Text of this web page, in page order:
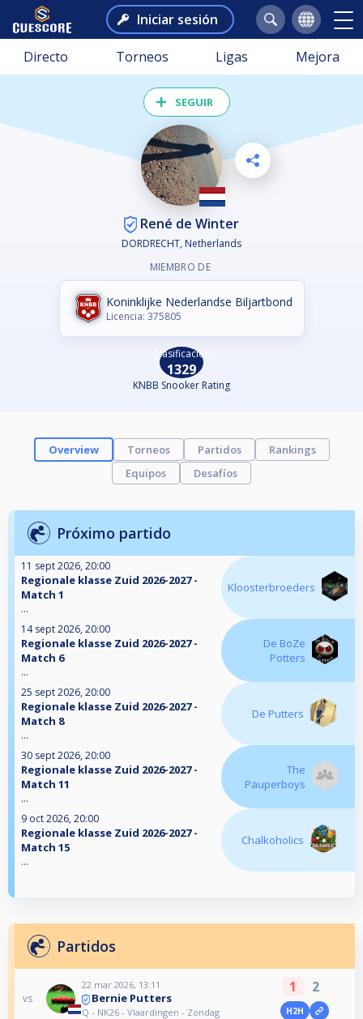
Iniciar sesión
Directo Torneos Ligas Mejora
SEGUIR
René de Winter
DORDRECHT, Netherlands
MIEMBRO DE
Koninklijke Nederlandse Biljartbond
Licencia: 375805
Clasificación
1329
KNBB Snooker Rating
Overview Torneos Partidos
Rankings
Equipos
Desafíos
Próximo partido
11 sept 2026, 20:00
Regionale klasse Zuid 2026-2027 -
Match 1
...
Kloosterbroeders
14 sept 2026, 20:00
Regionale klasse Zuid 2026-2027 -
Match 6
...
De BoZe
Potters
25 sept 2026, 20:00
Regionale klasse Zuid 2026-2027 -
Match 8
...
De Putters
30 sept 2026, 20:00
Regionale klasse Zuid 2026-2027 -
Match 11
...
The
Pauperboys
9 oct 2026, 20:00
Regionale klasse Zuid 2026-2027 -
Match 15
...
Chalkoholics
Partidos
vs
22 mar 2026, 13:11
Bernie Putters
Q - NK26 - Vlaardingen - Zondag
1 2
H2H